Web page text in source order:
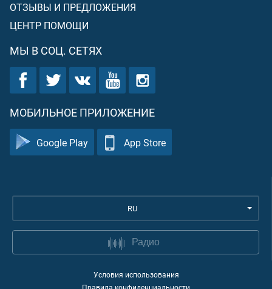
ОТЗЫВЫ И ПРЕДЛОЖЕНИЯ
ЦЕНТР ПОМОЩИ
МЫ В СОЦ. СЕТЯХ
МОБИЛЬНОЕ ПРИЛОЖЕНИЕ
Google Play App Store
RU
Радио
Условия использования